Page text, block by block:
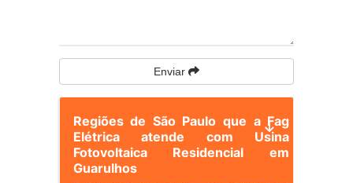
Enviar
Regiões de São Paulo que a Fag
Elétrica atende com Usina
Fotovoltaica Residencial em
Guarulhos